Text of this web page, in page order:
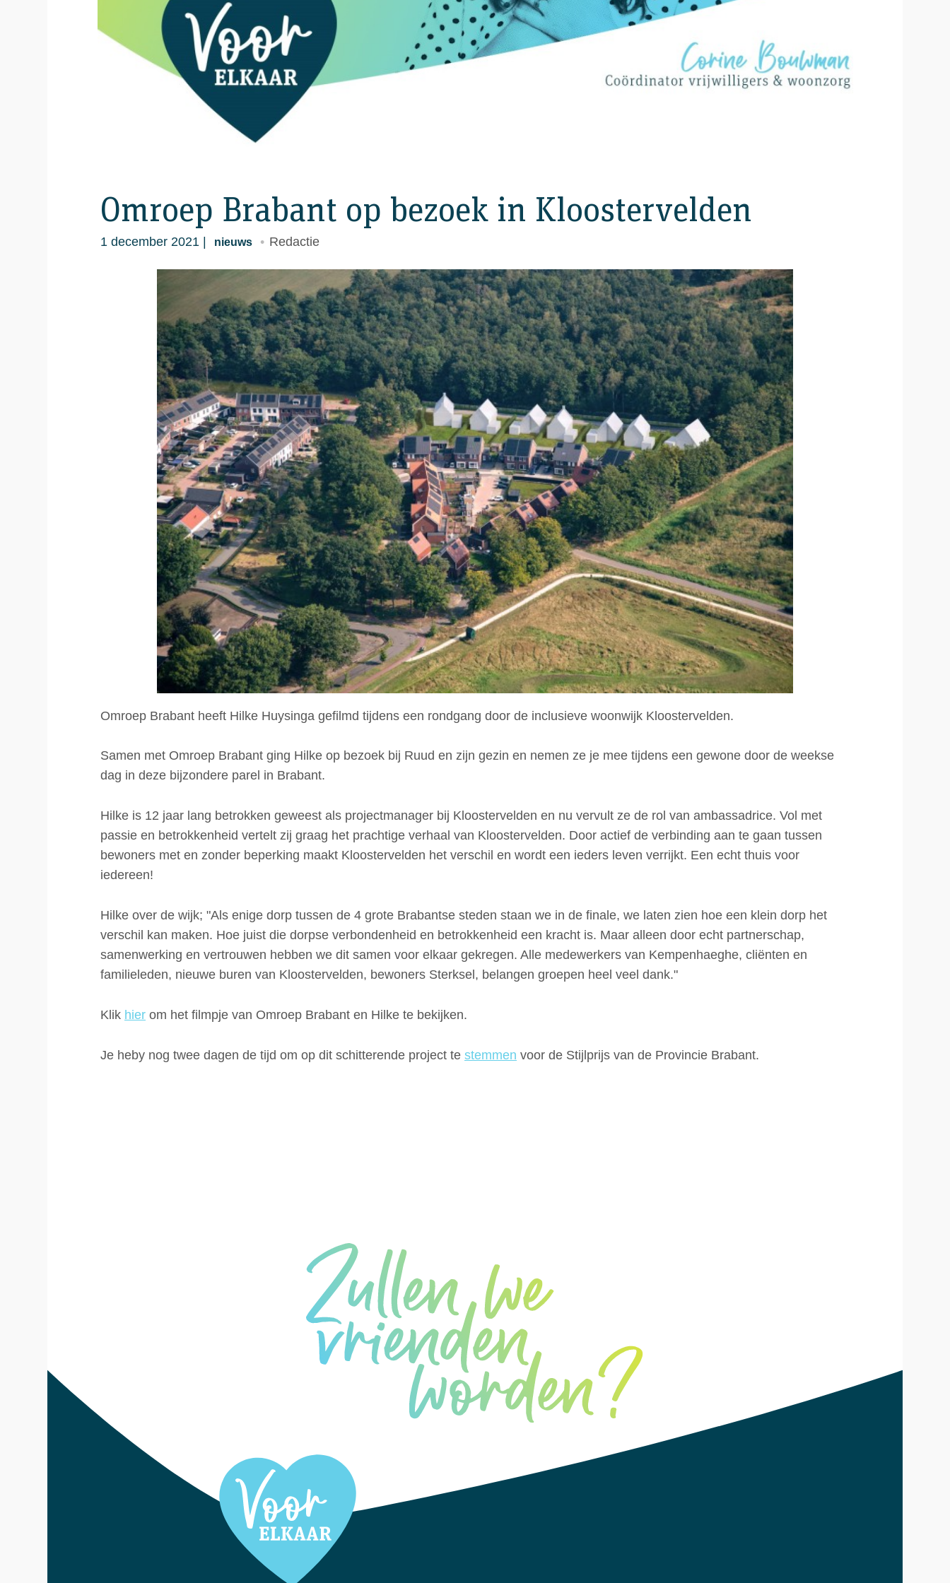
Omroep Brabant op bezoek in Kloostervelden
1 december 2021 nieuws Redactie
Omroep Brabant heeft Hilke Huysinga gefilmd tijdens een rondgang door de inclusieve woonwijk Kloostervelden.
Samen met Omroep Brabant ging Hilke op bezoek bij Ruud en zijn gezin en nemen ze je mee tijdens een gewone door de weekse
dag in deze bijzondere parel in Brabant.
Hilke is 12 jaar lang betrokken geweest als projectmanager bij Kloostervelden en nu vervult ze de rol van ambassadrice. Vol met
passie en betrokkenheid vertelt zij graag het prachtige verhaal van Kloostervelden. Door actief de verbinding aan te gaan tussen
bewoners met en zonder beperking maakt Kloostervelden het verschil en wordt een ieders leven verrijkt. Een echt thuis voor
iedereen!
Hilke over de wijk; "Als enige dorp tussen de 4 grote Brabantse steden staan we in de finale, we laten zien hoe een klein dorp het
verschil kan maken. Hoe juist die dorpse verbondenheid en betrokkenheid een kracht is. Maar alleen door echt partnerschap,
samenwerking en vertrouwen hebben we dit samen voor elkaar gekregen. Alle medewerkers van Kempenhaeghe, cliënten en
familieleden, nieuwe buren van Kloostervelden, bewoners Sterksel, belangen groepen heel veel dank."
Klik hier om het filmpje van Omroep Brabant en Hilke te bekijken.
Je heby nog twee dagen de tijd om op dit schitterende project te stemmen voor de Stijlprijs van de Provincie Brabant.